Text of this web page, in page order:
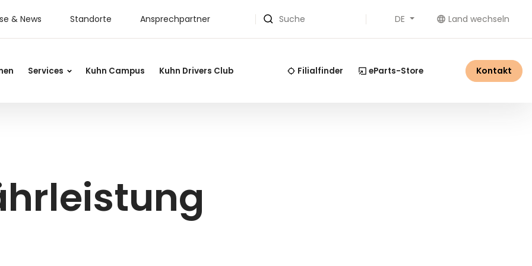
& News Standorte Ansprechpartner Suche DE Land wechseln
Services Kuhn Campus Kuhn Drivers Club Filialfinder eParts-Store Kontakt